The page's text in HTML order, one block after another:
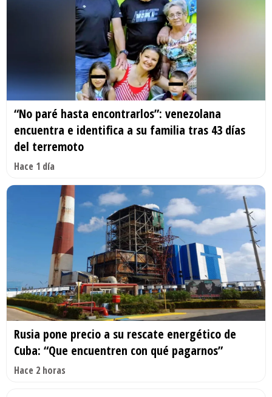
“No paré hasta encontrarlos”: venezolana
encuentra e identifica a su familia tras 43 días
del terremoto
Hace 1 día
Rusia pone precio a su rescate energético de
Cuba: “Que encuentren con qué pagarnos”
Hace 2 horas